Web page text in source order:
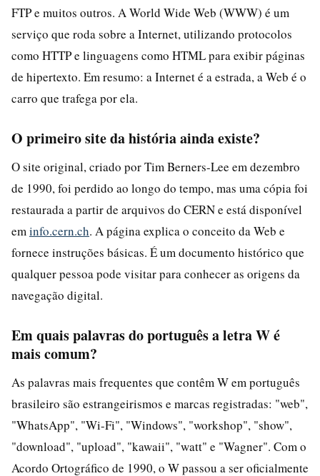
FTP e muitos outros. A World Wide Web (WWW) é um
serviço que roda sobre a Internet, utilizando protocolos
como HTTP e linguagens como HTML para exibir páginas
de hipertexto. Em resumo: a Internet é a estrada, a Web é o
carro que trafega por ela.
O primeiro site da história ainda existe?
O site original, criado por Tim Berners-Lee em dezembro
de 1990, foi perdido ao longo do tempo, mas uma cópia foi
restaurada a partir de arquivos do CERN e está disponível
em info.cern.ch. A página explica o conceito da Web e
fornece instruções básicas. É um documento histórico que
qualquer pessoa pode visitar para conhecer as origens da
navegação digital.
Em quais palavras do português a letra W é
mais comum?
As palavras mais frequentes que contêm W em português
brasileiro são estrangeirismos e marcas registradas: "web",
"WhatsApp", "Wi-Fi", "Windows", "workshop", "show",
"download", "upload", "kawaii", "watt" e "Wagner". Com o
Acordo Ortográfico de 1990, o W passou a ser oficialmente